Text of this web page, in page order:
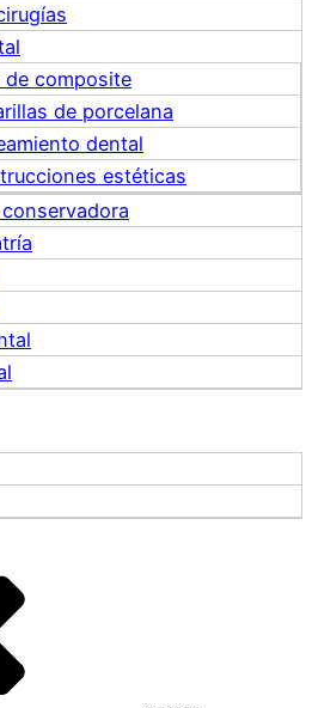
de composite
de porcelana
dental
estéticas